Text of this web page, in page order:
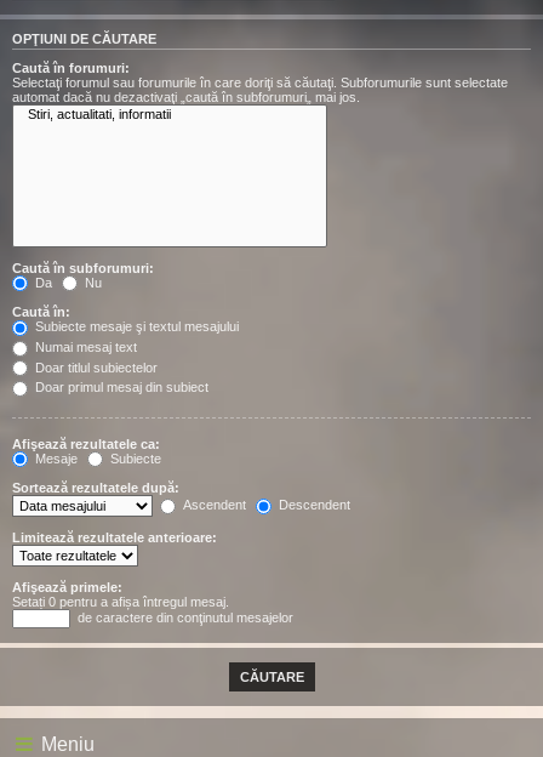
OPŢIUNI DE CĂUTARE
Caută în forumuri:
Selectaţi forumul sau forumurile în care doriţi să căutaţi. Subforumurile sunt selectate
automat dacă nu dezactivaţi „caută în subforumuri„ mai jos.
Caută în subforumuri:
Da
Nu
Caută în:
Subiecte mesaje şi textul mesajului
Numai mesaj text
Doar titlul subiectelor
Doar primul mesaj din subiect
Afişează rezultatele ca:
Mesaje
Subiecte
Sortează rezultatele după:
Ascendent
Descendent
Limitează rezultatele anterioare:
Afişează primele:
Setați 0 pentru a afișa întregul mesaj.
de caractere din conţinutul mesajelor
Meniu